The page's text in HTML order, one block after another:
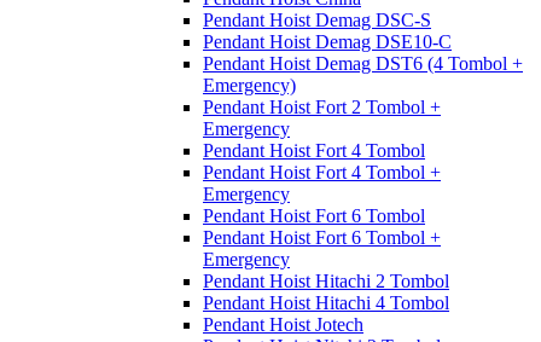
Pendant Hoist Demag DSC-S
Pendant Hoist Demag DSE10-C
Pendant Hoist Demag DST6 (4 Tombol +
Emergency)
Pendant Hoist Fort 2 Tombol +
Emergency
Pendant Hoist Fort 4 Tombol
Pendant Hoist Fort 4 Tombol +
Emergency
Pendant Hoist Fort 6 Tombol
Pendant Hoist Fort 6 Tombol +
Emergency
Pendant Hoist Hitachi 2 Tombol
Pendant Hoist Hitachi 4 Tombol
Pendant Hoist Jotech